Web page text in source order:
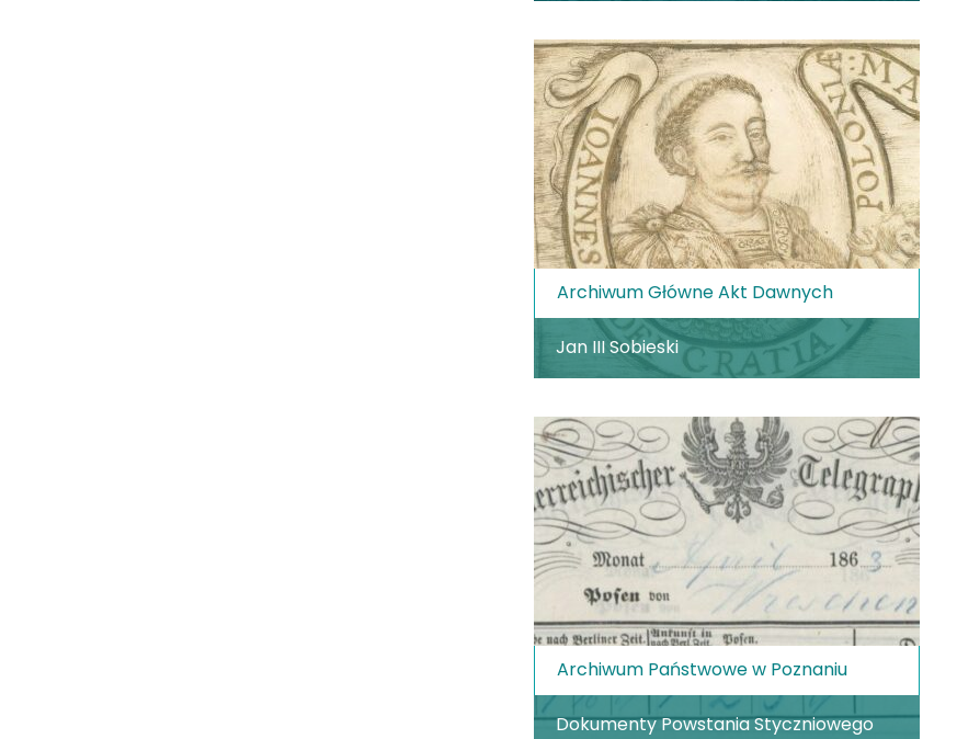
Archiwum Główne Akt Dawnych
Jan III Sobieski
Archiwum Państwowe w Poznaniu
Dokumenty Powstania Styczniowego